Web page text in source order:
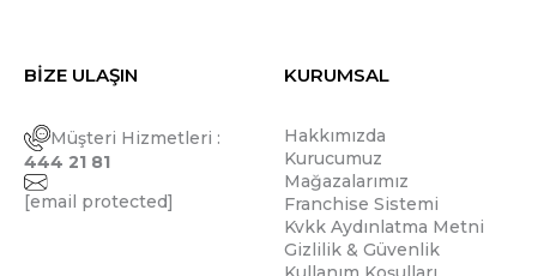
BİZE ULAŞIN
Müşteri Hizmetleri :
444 21 81
[email protected]
KURUMSAL
Hakkımızda
Kurucumuz
Mağazalarımız
Franchise Sistemi
Kvkk Aydınlatma Metni
Gizlilik & Güvenlik